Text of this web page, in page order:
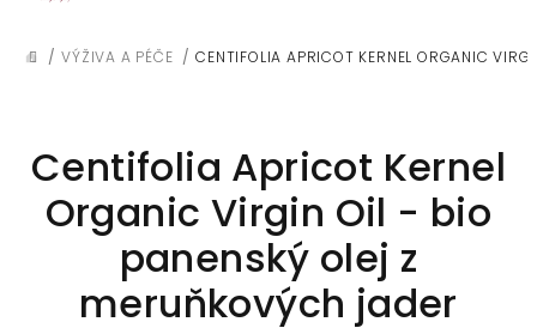
DOMŮ
/ VÝŽIVA A PÉČE / CENTIFOLIA APRICOT KERNEL ORGANIC
Centifolia Apricot Kernel
Organic Virgin Oil - bio
panenský olej z
meruňkových jader